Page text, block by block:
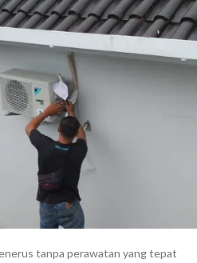
tanpa perawatan yang tepat